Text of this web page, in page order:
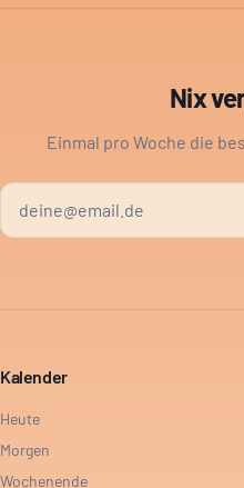
Nix
Einmal pro Woche die
Kalender
Heute
Morgen
Wochenende